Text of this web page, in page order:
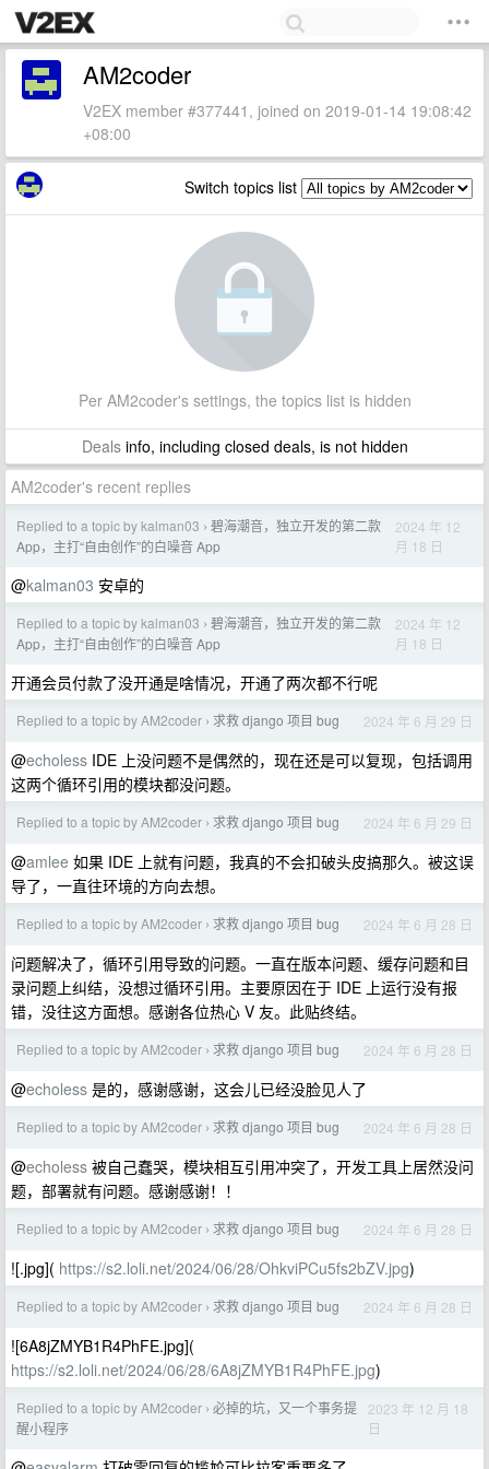
AM2coder
V2EX member #377441, joined on 2019-01-14 19:08:42
+08:00
Switch topics list
Per AM2coder's settings, the topics list is hidden
Dealsinfo, including closed deals, is not hidden
AM2coder's recent replies
Replied to a topic by kalman03 › 碧海潮音，独立开发的第二款
App，主打“自由创作”的白噪音 App
2024 年 12
月 18 日
@kalman03 安卓的
Replied to a topic by kalman03 › 碧海潮音，独立开发的第二款
App，主打“自由创作”的白噪音 App
2024 年 12
月 18 日
开通会员付款了没开通是啥情况，开通了两次都不行呢
Replied to a topic by AM2coder › 求救 django 项目 bug 2024 年 6 月 29 日
@echoless IDE 上没问题不是偶然的，现在还是可以复现，包括调用
这两个循环引用的模块都没问题。
Replied to a topic by AM2coder › 求救 django 项目 bug 2024 年 6 月 29 日
@amlee 如果 IDE 上就有问题，我真的不会扣破头皮搞那久。被这误
导了，一直往环境的方向去想。
Replied to a topic by AM2coder › 求救 django 项目 bug 2024 年 6 月 28 日
问题解决了，循环引用导致的问题。一直在版本问题、缓存问题和目
录问题上纠结，没想过循环引用。主要原因在于 IDE 上运行没有报
错，没往这方面想。感谢各位热心 V 友。此贴终结。
Replied to a topic by AM2coder › 求救 django 项目 bug 2024 年 6 月 28 日
@echoless 是的，感谢感谢，这会儿已经没脸见人了
Replied to a topic by AM2coder › 求救 django 项目 bug 2024 年 6 月 28 日
@echoless 被自己蠢哭，模块相互引用冲突了，开发工具上居然没问
题，部署就有问题。感谢感谢！！
Replied to a topic by AM2coder › 求救 django 项目 bug 2024 年 6 月 28 日
![.jpg]( https://s2.loli.net/2024/06/28/OhkviPCu5fs2bZV.jpg)
Replied to a topic by AM2coder › 求救 django 项目 bug 2024 年 6 月 28 日
![6A8jZMYB1R4PhFE.jpg](
https://s2.loli.net/2024/06/28/6A8jZMYB1R4PhFE.jpg)
Replied to a topic by AM2coder › 必掉的坑，又一个事务提
醒小程序
2023 年 12 月 18
日